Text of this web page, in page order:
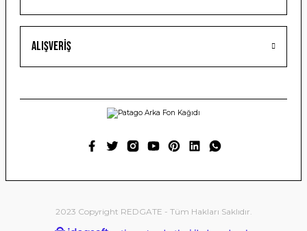
Alışveriş
2023 Copyright REDGATE - Tüm Hakları Saklıdır.